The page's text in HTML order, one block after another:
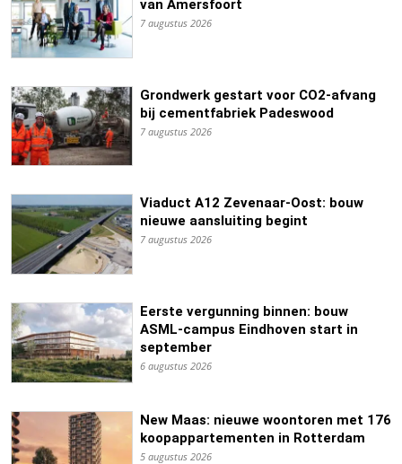
van Amersfoort
7 augustus 2026
Grondwerk gestart voor CO2-afvang
bij cementfabriek Padeswood
7 augustus 2026
Viaduct A12 Zevenaar-Oost: bouw
nieuwe aansluiting begint
7 augustus 2026
Eerste vergunning binnen: bouw
ASML-campus Eindhoven start in
september
6 augustus 2026
New Maas: nieuwe woontoren met 176
koopappartementen in Rotterdam
5 augustus 2026